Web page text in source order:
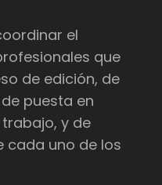
el
que
de edición, de
puesta en
y de
cada uno de los